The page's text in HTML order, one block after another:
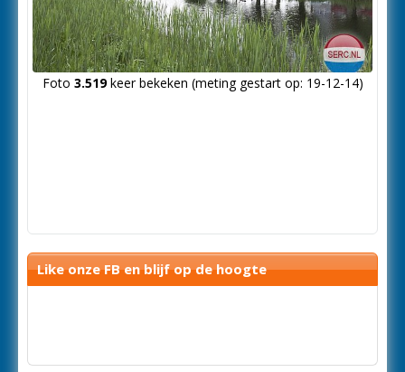
Foto 3.519keer bekeken (meting gestart op: 19-12-14)
Like onze FB en blijf op de hoogte